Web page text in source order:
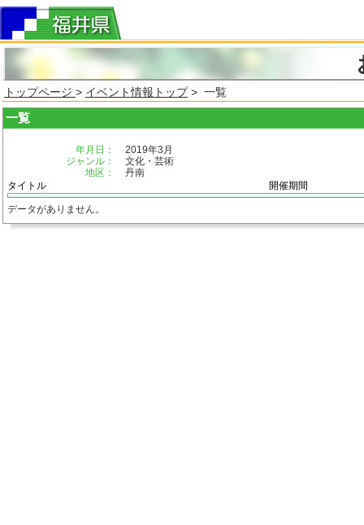
トップページ > イベント情報トップ> 一覧
一覧
年月日：
2019年3月
ジャンル：
文化・芸術
地区：
丹南
タイトル
開催期間
データがありません。